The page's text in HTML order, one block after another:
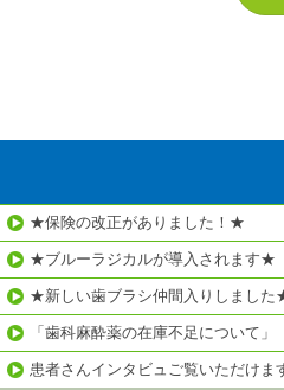
★保険の改正がありました！★
★ブルーラジカルが導入されます★
★新しい歯ブラシ仲間入りしました
「歯科麻酔薬の在庫不足について」
患者さんインタビュご覧いただけま